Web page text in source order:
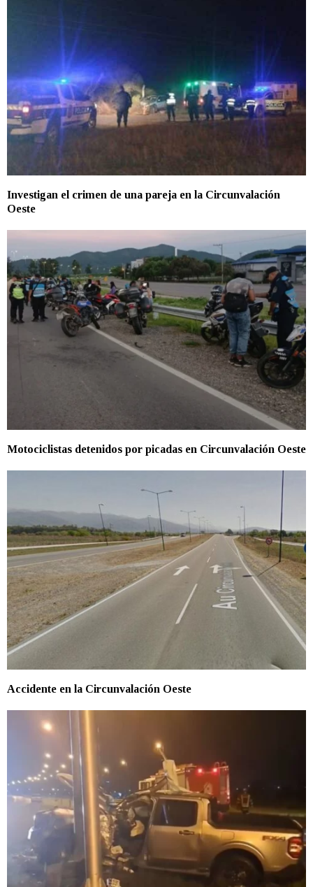
Investigan el crimen de una pareja en la Circunvalación
Oeste
Motociclistas detenidos por picadas en Circunvalación Oeste
Accidente en la Circunvalación Oeste